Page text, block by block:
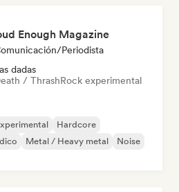
Enough Magazine
Periodista
dadas
/ ThrashRock experimental
Hardcore
Metal / Heavy metal
Noise